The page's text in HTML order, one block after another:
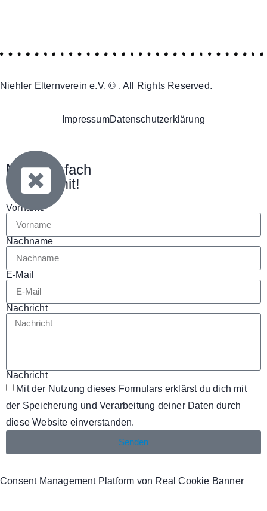
Niehler Elternverein e.V. © . All Rights Reserved.
ImpressumDatenschutzerklärung
Mach einfach
bei uns mit!
Vorname
Nachname
E-Mail
Nachricht
Nachricht
Mit der Nutzung dieses Formulars erklärst du dich mit
der Speicherung und Verarbeitung deiner Daten durch
diese Website einverstanden.
Senden
Consent Management Platform von Real Cookie Banner